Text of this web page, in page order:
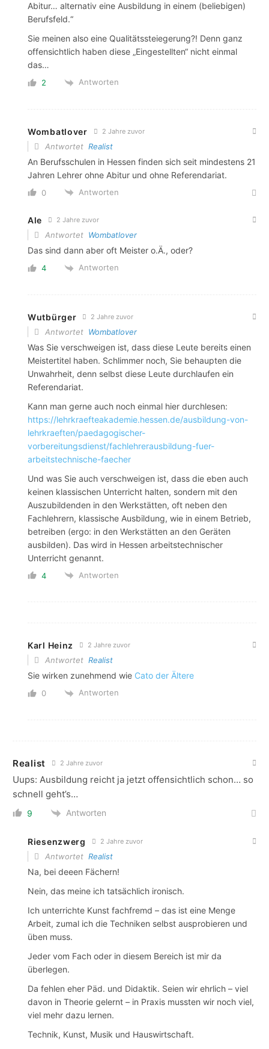
Abitur… alternativ eine Ausbildung in einem (beliebigen)
Berufsfeld.“
Sie meinen also eine Qualitätssteiegerung?! Denn ganz
offensichtlich haben diese „Eingestellten“ nicht einmal
das…
2 Antworten
Wombatlover 2 Jahre zuvor
Antwortet Realist
An Berufsschulen in Hessen finden sich seit mindestens 21
Jahren Lehrer ohne Abitur und ohne Referendariat.
0 Antworten
Ale 2 Jahre zuvor
Antwortet Wombatlover
Das sind dann aber oft Meister o.Ä., oder?
4 Antworten
Wutbürger 2 Jahre zuvor
Antwortet Wombatlover
Was Sie verschweigen ist, dass diese Leute bereits einen
Meistertitel haben. Schlimmer noch, Sie behaupten die
Unwahrheit, denn selbst diese Leute durchlaufen ein
Referendariat.
Kann man gerne auch noch einmal hier durchlesen:
https://lehrkraefteakademie.hessen.de/ausbildung-von-
lehrkraeften/paedagogischer-
vorbereitungsdienst/fachlehrerausbildung-fuer-
arbeitstechnische-faecher
Und was Sie auch verschweigen ist, dass die eben auch
keinen klassischen Unterricht halten, sondern mit den
Auszubildenden in den Werkstätten, oft neben den
Fachlehrern, klassische Ausbildung, wie in einem Betrieb,
betreiben (ergo: in den Werkstätten an den Geräten
ausbilden). Das wird in Hessen arbeitstechnischer
Unterricht genannt.
4 Antworten
Karl Heinz 2 Jahre zuvor
Antwortet Realist
Sie wirken zunehmend wie Cato der Ältere
0 Antworten
Realist 2 Jahre zuvor
Uups: Ausbildung reicht ja jetzt offensichtlich schon… so
schnell geht’s…
9 Antworten
Riesenzwerg 2 Jahre zuvor
Antwortet Realist
Na, bei deeen Fächern!
Nein, das meine ich tatsächlich ironisch.
Ich unterrichte Kunst fachfremd – das ist eine Menge
Arbeit, zumal ich die Techniken selbst ausprobieren und
üben muss.
Jeder vom Fach oder in diesem Bereich ist mir da
überlegen.
Da fehlen eher Päd. und Didaktik. Seien wir ehrlich – viel
davon in Theorie gelernt – in Praxis mussten wir noch viel,
viel mehr dazu lernen.
Technik, Kunst, Musik und Hauswirtschaft.